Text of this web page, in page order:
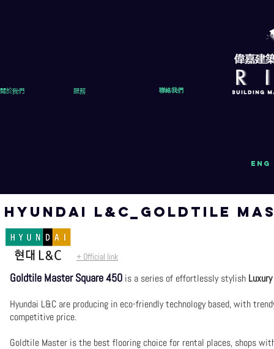
關於我們 服務 聯絡我們
eng
HYUnDAI L&C_GOLDTILE
+ Official link
Goldtile MasterSquare450 is a series of effortlessly stylish
Hyundai L&C are producing in eco-friendly technology based, with
competitive price.
Goldtile Master is the best flooring choice for rental places, shops